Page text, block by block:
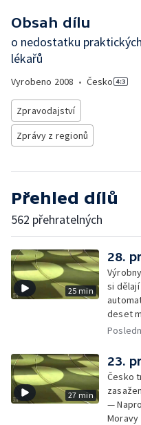
Obsah dílu
o nedostatku praktických
lékařů
Vyrobeno 2008 • Česko
Zpravodajství
Zprávy z regionů
Přehled dílů
562 přehratelných
25 min
28.
si
deset
27 min
23.
Česko
—
Moravy